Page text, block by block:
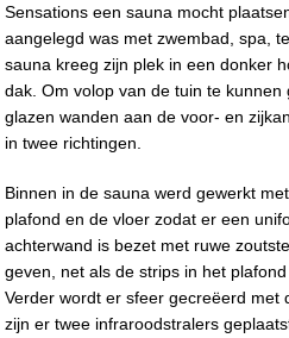
Sensations een sauna mocht
aangelegd was met zwembad, spa,
sauna kreeg zijn plek in een donker
dak. Om volop van de tuin te
glazen wanden aan de voor- en
in twee richtingen.
Binnen in de sauna werd gewerkt
plafond en de vloer zodat er een
achterwand is bezet met ruwe
geven, net als de strips in het
Verder wordt er sfeer gecreëerd met
zijn er twee infraroodstralers